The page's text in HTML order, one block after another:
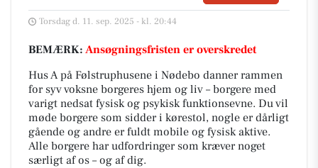
Torsdag d. 11. sep. 2025 - kl. 20:44
BEMÆRK: Ansøgningsfristen er overskredet
Hus A på Følstruphusene i Nødebo danner rammen
for syv voksne borgeres hjem og liv – borgere med
varigt nedsat fysisk og psykisk funktionsevne. Du vil
møde borgere som sidder i kørestol, nogle er dårligt
gående og andre er fuldt mobile og fysisk aktive.
Alle borgere har udfordringer som kræver noget
særligt af os – og af dig.